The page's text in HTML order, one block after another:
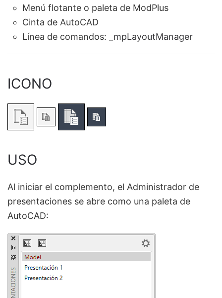
Menú flotante o paleta de ModPlus
Cinta de AutoCAD
Línea de comandos:
_mpLayoutManager
ICONO
USO
Al iniciar el complemento, el Administrador de
presentaciones se abre como una paleta de
AutoCAD: